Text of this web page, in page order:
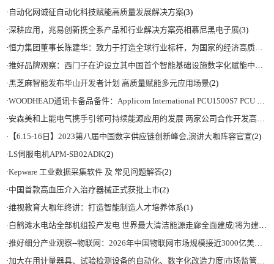
· 自动化网诚征自动化科技赋能高质量发展解决方案(3)
·深耕应用，兆易创新携全系产品和行业解决方案亮相慕尼黑电子展(3)
·恒力集团董事长陈建华：致力于打造全球行业标杆，为国家的经济高质量发展贡献更大力量|上海电气集团党委书记、董事长吴磊来访
·推好品牌观察：西门子在沪设立其中国首个智能基础设施数字化赋能中心
·黑芝麻智能发布华山开发者计划 高质量赋能多元应用场景(2)
·WOODHEAD通讯卡备品备件：Applicom International PCU1500S7 PCU 1500 S7 V4.5.0
·安森美和上能电气携手引领可持续能源应用的发展 两家公司合作开发高性能储能和太阳能组串式逆变器方案 以实现可持续的未来
· 【6.15-16日】2023第八届中国数字供应链创新峰会,演讲大咖阵容官宣(2)
·LS伺服电机APM-SB02ADK(2)
·Kepware 工业数据采集软件 及 常见问题解答(2)
·中国首款高血压介入治疗器械正式获批上市(2)
·维视教育大咖年终讲：打造智能制造人才培养体系(1)
·白鹤滩水电站全部机组投产发电 世界最大清洁能源走廊全面建成|将为建设新型能源体系、保障国家能源安全、实现“双碳”目标提供有力支撑
·推好细分产业观察--物联网：2026年中国物联网市场规模接近3000亿美元 智慧工厂、智慧城市、智慧电网等将占60%以上
·加大在用计量器具、试验检测设备的自动化、数字化改造力度|市场监管总局 工业和信息化部 关于促进企业计量能力提升的指导意见